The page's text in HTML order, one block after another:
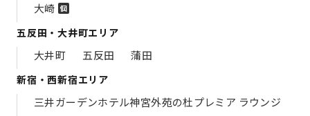
大崎 個
五反田・大井町エリア
大井町 五反田 蒲田
新宿・西新宿エリア
三井ガーデンホテル神宮外苑の​杜プレミア ラウンジ